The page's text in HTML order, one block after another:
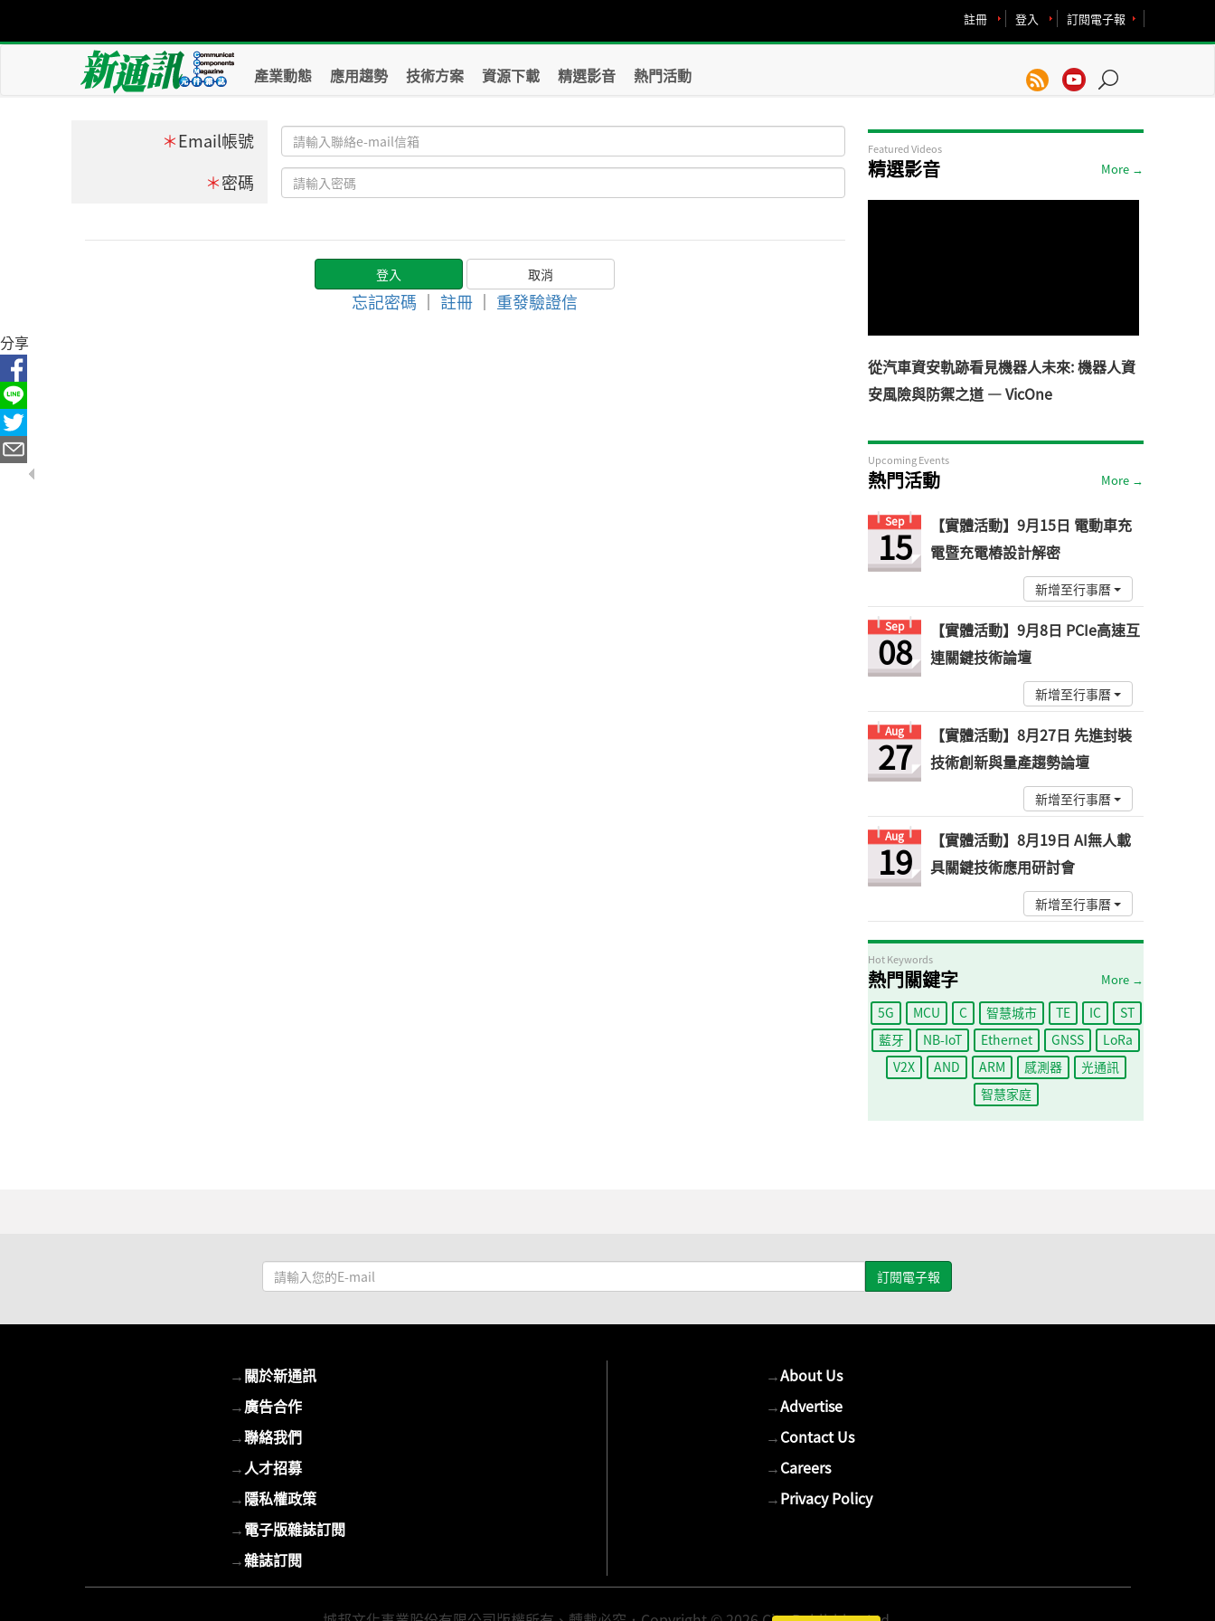
訂閱電子報
登入
註冊
產業動態 應用趨勢 技術方案 資源下載 精選影音 熱門活動
＊Email帳號
＊密碼
忘記密碼 ｜ 註冊 ｜ 重發驗證信
Featured Videos
精選影音 More →
從汽車資安軌跡看見機器人未來: 機器人資
安風險與防禦之道 — VicOne
Upcoming Events
熱門活動 More →
Sep
15
【實體活動】9月15日 電動車充
電暨充電樁設計解密
新增至行事曆
Sep
08
【實體活動】9月8日 PCIe高速互
連關鍵技術論壇
新增至行事曆
Aug
27
【實體活動】8月27日 先進封裝
技術創新與量產趨勢論壇
新增至行事曆
Aug
19
【實體活動】8月19日 AI無人載
具關鍵技術應用研討會
新增至行事曆
Hot Keywords
熱門關鍵字 More →
5G MCU C 智慧城市 TE IC
ST
藍牙
NB-IoT Ethernet GNSS
LoRa
V2X
AND ARM 感測器
光通訊
智慧家庭
請
輸
E-
mail
分享
→關於新通訊
→廣告合作
→聯絡我們
→人才招募
→隱私權政策
→電子版雜誌訂閱
→雜誌訂閱
→About Us
→Advertise
→Contact Us
→Careers
→Privacy Policy